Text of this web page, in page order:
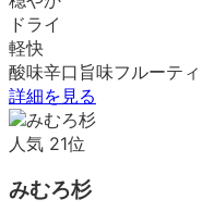
ドライ
軽快
酸味辛口 旨味フルーティ
詳細を見る
人気 21位
みむろ杉